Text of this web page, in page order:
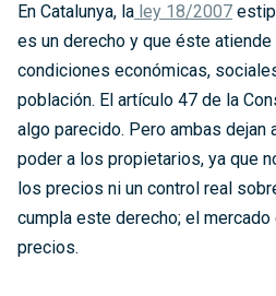
En Catalunya, la ley 18/2007
es un derecho y que éste
condiciones económicas,
población. El artículo 47 de la
algo parecido. Pero ambas
poder a los propietarios, ya que
los precios ni un control real
cumpla este derecho; el
precios.